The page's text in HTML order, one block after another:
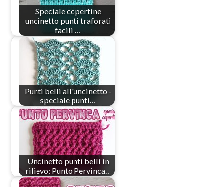
Speciale copertine
uncinetto punti traforati
facili:…
Punti belli all'uncinetto -
speciale punti…
Uncinetto punti belli in
rilievo: Punto Pervinca…